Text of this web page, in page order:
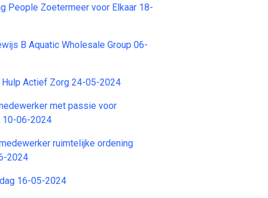
People Zoetermeer voor Elkaar 18-
B Aquatic Wholesale Group 06-
Hulp Actief Zorg 24-05-2024
met passie voor
10-06-2024
ruimtelijke ordening
2024
16-05-2024